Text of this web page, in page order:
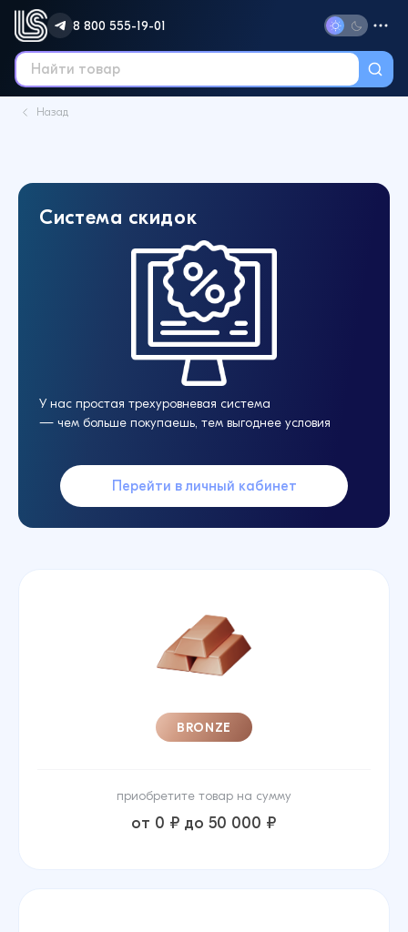
8 800 555-19-01
Назад
Система скидок
У нас простая трехуровневая система
— чем больше покупаешь, тем выгоднее условия
Перейти в личный кабинет
BRONZE
приобретите товар на сумму
от 0 ₽ до 50 000 ₽